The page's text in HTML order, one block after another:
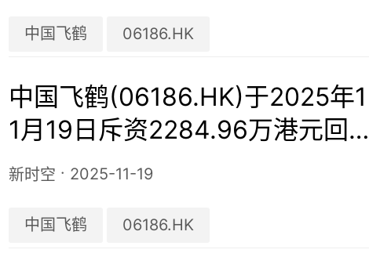
中国飞鹤 06186.HK
中国飞鹤(06186.HK)于2025年1
1月19日斥资2284.96万港元回购
535万股
新时空 · 2025-11-19
中国飞鹤 06186.HK